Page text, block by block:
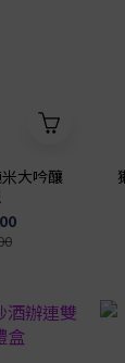
大吟釀